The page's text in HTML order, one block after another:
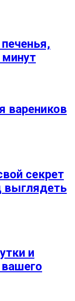
минут
вареников
секрет
выглядеть
и